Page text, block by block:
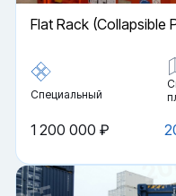
Flat Rack (Collapsible
Специальный
1 200 000 ₽